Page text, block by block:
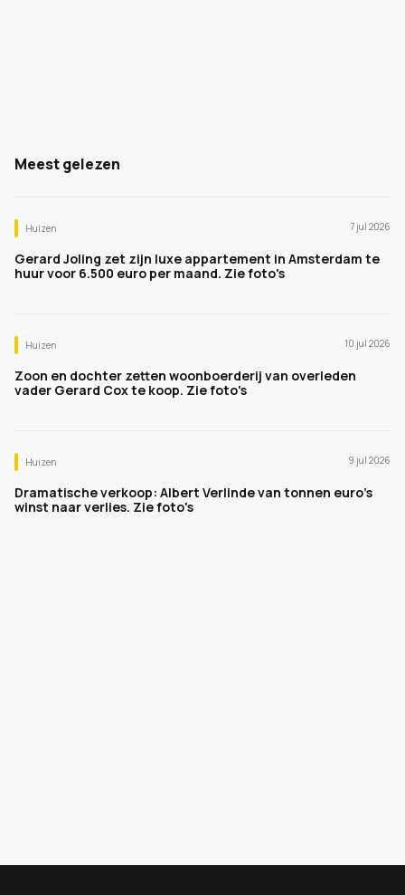
Meest gelezen
Huizen 7 jul 2026
Gerard Joling zet zijn luxe appartement in Amsterdam te
huur voor 6.500 euro per maand. Zie foto's
Huizen 10 jul 2026
Zoon en dochter zetten woonboerderij van overleden
vader Gerard Cox te koop. Zie foto's
Huizen 9 jul 2026
Dramatische verkoop: Albert Verlinde van tonnen euro's
winst naar verlies. Zie foto's